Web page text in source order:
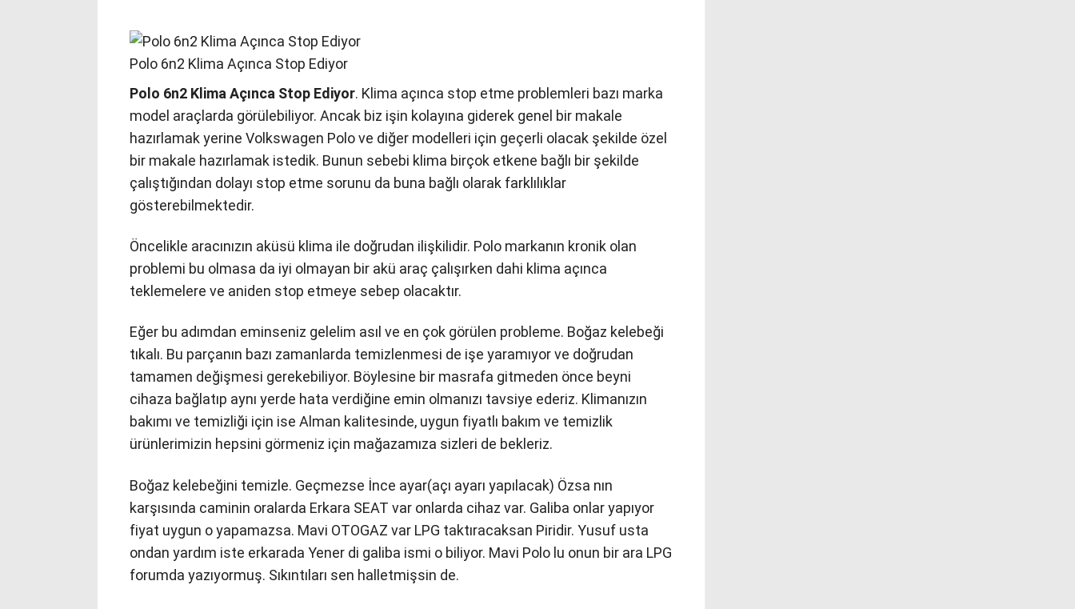
Polo 6n2 Klima Açınca Stop Ediyor
Polo 6n2 Klima Açınca Stop Ediyor. Klima açınca stop etme problemleri bazı marka
model araçlarda görülebiliyor. Ancak biz işin kolayına giderek genel bir makale
hazırlamak yerine Volkswagen Polo ve diğer modelleri için geçerli olacak şekilde özel
bir makale hazırlamak istedik. Bunun sebebi klima birçok etkene bağlı bir şekilde
çalıştığından dolayı stop etme sorunu da buna bağlı olarak farklılıklar
gösterebilmektedir.
Öncelikle aracınızın aküsü klima ile doğrudan ilişkilidir. Polo markanın kronik olan
problemi bu olmasa da iyi olmayan bir akü araç çalışırken dahi klima açınca
teklemelere ve aniden stop etmeye sebep olacaktır.
Eğer bu adımdan eminseniz gelelim asıl ve en çok görülen probleme. Boğaz kelebeği
tıkalı. Bu parçanın bazı zamanlarda temizlenmesi de işe yaramıyor ve doğrudan
tamamen değişmesi gerekebiliyor. Böylesine bir masrafa gitmeden önce beyni
cihaza bağlatıp aynı yerde hata verdiğine emin olmanızı tavsiye ederiz. Klimanızın
bakımı ve temizliği için ise Alman kalitesinde, uygun fiyatlı bakım ve temizlik
ürünlerimizin hepsini görmeniz için mağazamıza sizleri de bekleriz.
Boğaz kelebeğini temizle. Geçmezse İnce ayar(açı ayarı yapılacak) Özsa nın
karşısında caminin oralarda Erkara SEAT var onlarda cihaz var. Galiba onlar yapıyor
fiyat uygun o yapamazsa. Mavi OTOGAZ var LPG taktıracaksan Piridir. Yusuf usta
ondan yardım iste erkarada Yener di galiba ismi o biliyor. Mavi Polo lu onun bir ara LPG
forumda yazıyormuş. Sıkıntıları sen halletmişsin de.